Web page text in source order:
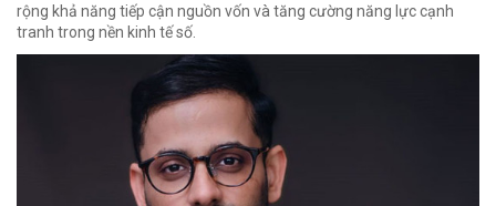
rộng khả năng tiếp cận nguồn vốn và tăng cường năng lực cạnh
tranh trong nền kinh tế số.